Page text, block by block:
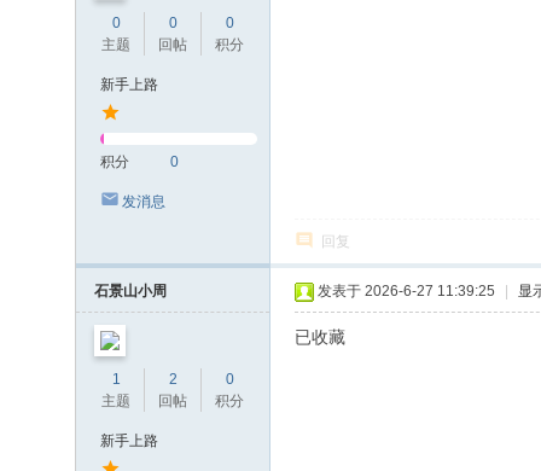
0
主题
0
回帖
0
积分
新手上路
积分 0
发消息
回复
石景山小周
1
主题
2
回帖
0
积分
新手上路
发表于 2026-6-27 11:39:25 显
已收藏